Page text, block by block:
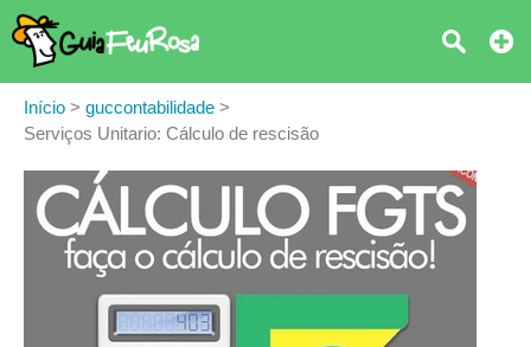
Início > guccontabilidade >
Serviços Unitario: Cálculo de rescisão